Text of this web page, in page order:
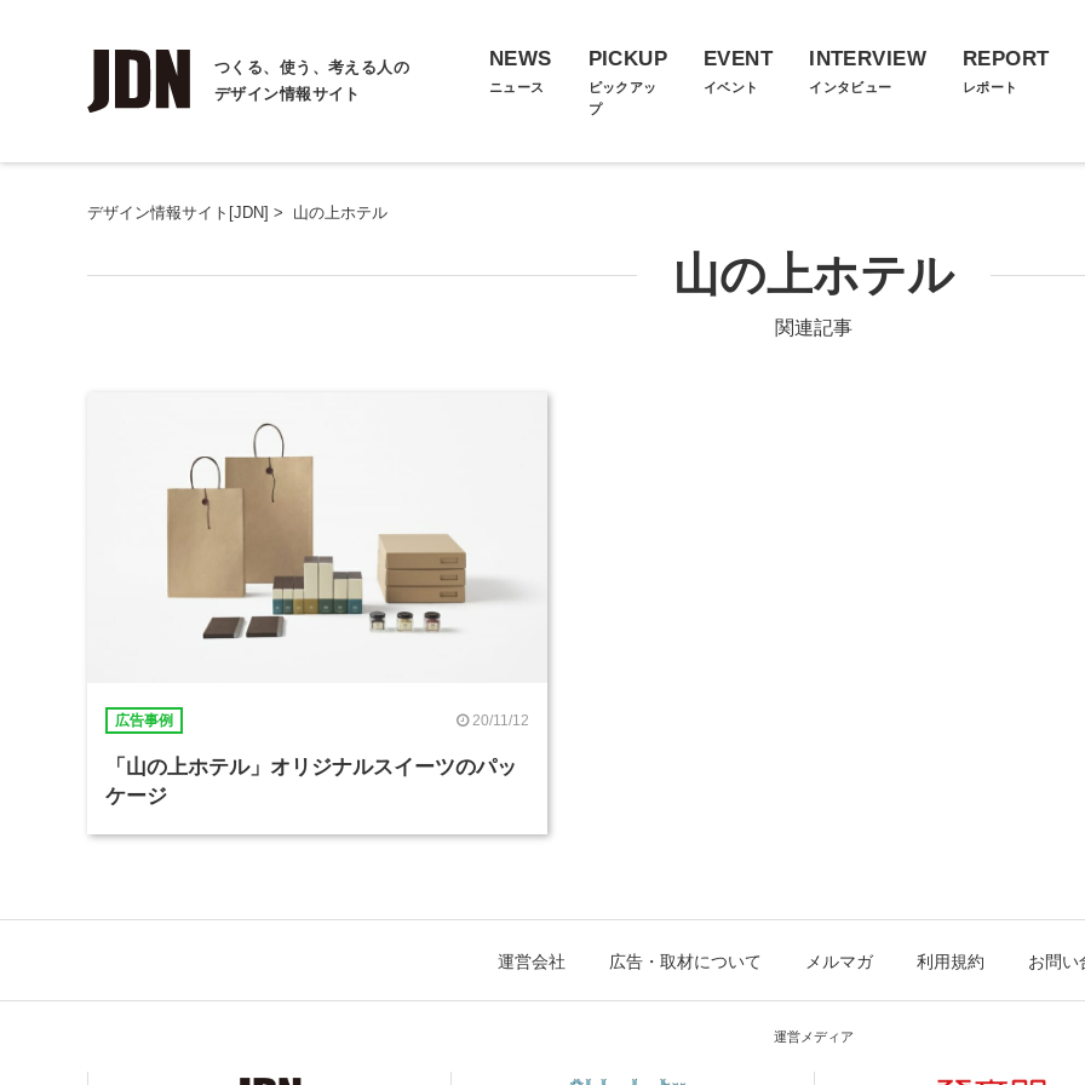
つくる、使う、考える人の
デザイン情報サイト
NEWS
ニュース
PICKUP
ピックアッ
プ
EVENT
イベント
INTERVIEW
インタビュー
REPORT
レポート
デザイン情報サイト[JDN] > 山の上ホテル
山の上ホテル
関連記事
広告事例 20/11/12
「山の上ホテル」オリジナルスイーツのパッ
ケージ
運営会社 広告・取材について メルマガ 利用規約 お問い
運営メディア